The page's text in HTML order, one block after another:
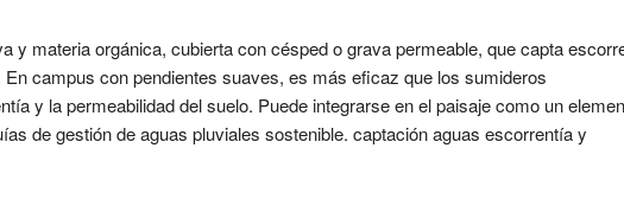
y materia orgánica, cubierta con césped o grava permeable, que capta
campus con pendientes suaves, es más eficaz que los sumideros
y la permeabilidad del suelo. Puede integrarse en el paisaje como un
de gestión de aguas pluviales sostenible. captación aguas escorrentía y